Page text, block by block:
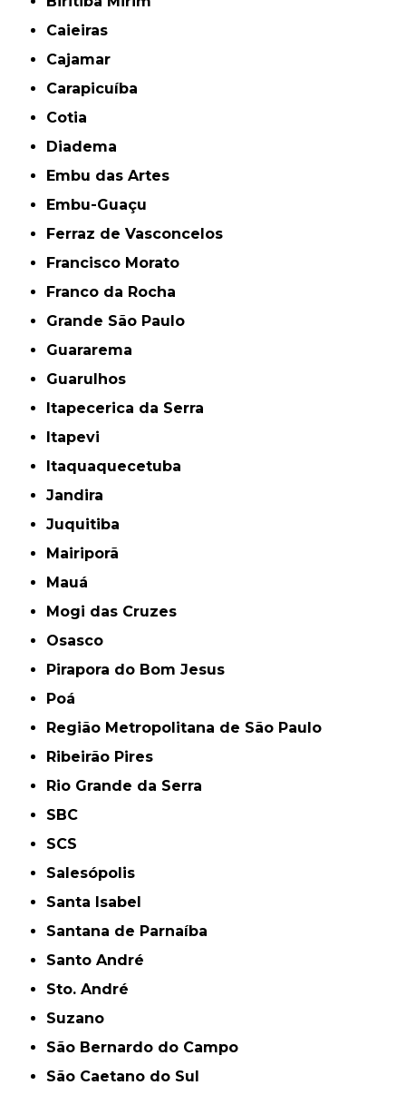
Caieiras
Cajamar
Carapicuíba
Cotia
Diadema
Embu das Artes
Embu-Guaçu
Ferraz de Vasconcelos
Francisco Morato
Franco da Rocha
Grande São Paulo
Guararema
Guarulhos
Itapecerica da Serra
Itapevi
Itaquaquecetuba
Jandira
Juquitiba
Mairiporã
Mauá
Mogi das Cruzes
Osasco
Pirapora do Bom Jesus
Poá
Região Metropolitana de São Paulo
Ribeirão Pires
Rio Grande da Serra
SBC
SCS
Salesópolis
Santa Isabel
Santana de Parnaíba
Santo André
Sto. André
Suzano
São Bernardo do Campo
São Caetano do Sul